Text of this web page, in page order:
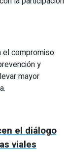
el compromiso
y
mayor
el diálogo
viales